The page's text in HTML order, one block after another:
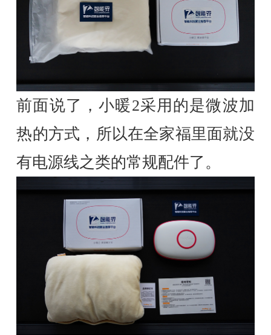
前面说了，小暖2采用的是微波加
热的方式，所以在全家福里面就没
有电源线之类的常规配件了。